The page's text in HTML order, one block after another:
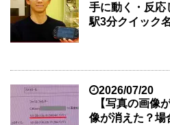
手に動く・反応
駅3分クイック
2026/07/20
【写真の画像
像が消えた？場